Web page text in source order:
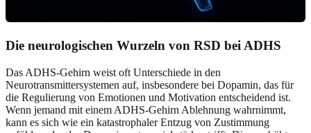
Die neurologischen Wurzeln von RSD bei ADHS
Das ADHS-Gehirn weist oft Unterschiede in den
Neurotransmittersystemen auf, insbesondere bei Dopamin, das für
die Regulierung von Emotionen und Motivation entscheidend ist.
Wenn jemand mit einem ADHS-Gehirn Ablehnung wahrnimmt,
kann es sich wie ein katastrophaler Entzug von Zustimmung